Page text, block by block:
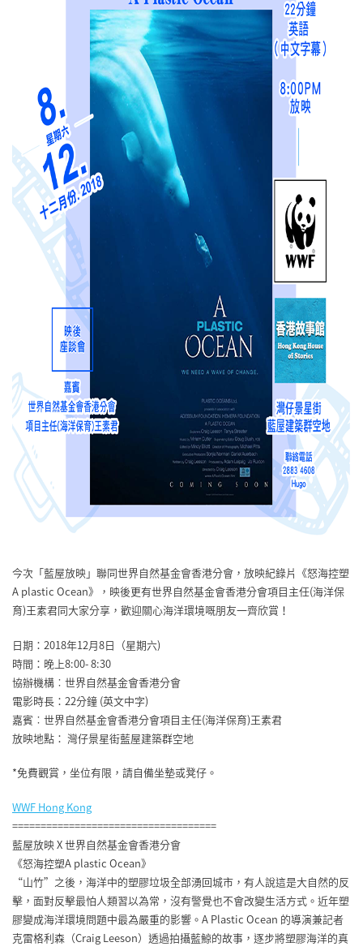
今次「藍屋放映」聯同世界自然基金會香港分會，放映紀錄片《怒海控塑
A plastic Ocean》，映後更有世界自然基金會香港分會項目主任(海洋保
育)王素君同大家分享，歡迎關心海洋環境嘅朋友一齊欣賞！
日期：2018年12月8日（星期六)
時間：晚上8:00- 8:30
協辦機構︰世界自然基金會香港分會
電影時長：22分鐘 (英文中字)
嘉賓︰世界自然基金會香港分會項目主任(海洋保育)王素君
放映地點： 灣仔景星街藍屋建築群空地
*免費觀賞，坐位有限，請自備坐墊或凳仔。
WWF Hong Kong
====================================
藍屋放映 X 世界自然基金會香港分會
《怒海控塑A plastic Ocean》
“山竹”之後，海洋中的塑膠垃圾全部湧回城市，有人說這是大自然的反
擊，面對反擊最怕人類習以為常，沒有警覺也不會改變生活方式。近年塑
膠變成海洋環境問題中最為嚴重的影響。A Plastic Ocean 的導演兼記者
克雷格利森（Craig Leeson）透過拍攝藍鯨的故事，逐步將塑膠海洋的真